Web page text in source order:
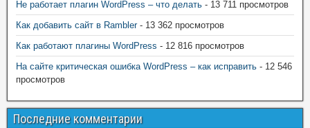
Не работает плагин WordPress – что делать - 13 711 просмотров
Как добавить сайт в Rambler- 13 362 просмотров
Как работают плагины WordPress - 12 816 просмотров
На сайте критическая ошибка WordPress – как исправить - 12 546
просмотров
Последние комментарии